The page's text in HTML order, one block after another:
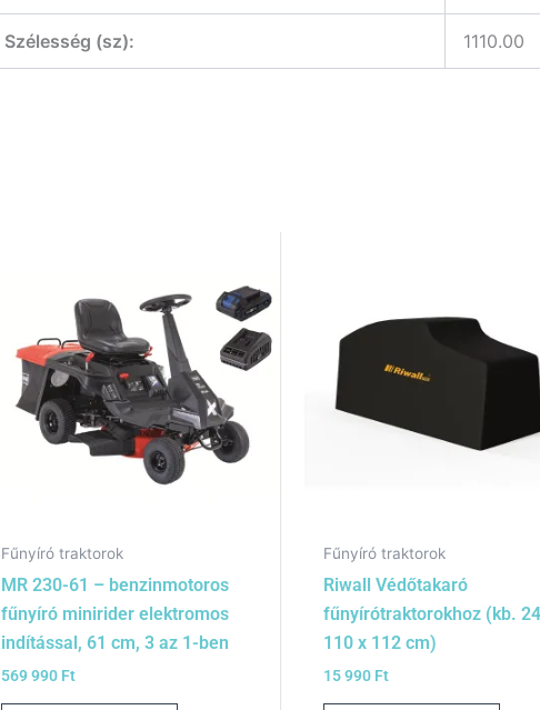
Szélesség (sz): 1110.00
Fűnyíró traktorok
MR 230-61 – benzinmotoros
fűnyíró minirider elektromos
indítással, 61 cm, 3 az 1-ben
569 990 Ft
Fűnyíró traktorok
Riwall Védőtakaró
fűnyírótraktorokhoz (kb.
110 x 112 cm)
15 990 Ft